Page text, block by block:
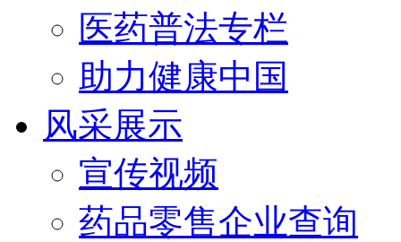
医药普法专栏
助力健康中国
风采展示
宣传视频
药品零售企业查询